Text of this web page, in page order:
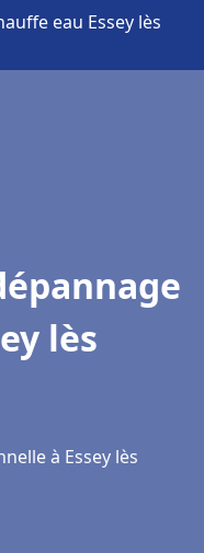
eau Essey lès
lès
à Essey lès